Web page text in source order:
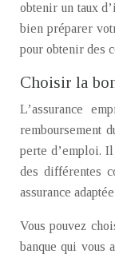
obtenir un taux
bien préparer
pour obtenir des
Choisir la
L’assurance
remboursement
perte d’emploi.
des différentes
assurance
Vous pouvez
banque qui vous